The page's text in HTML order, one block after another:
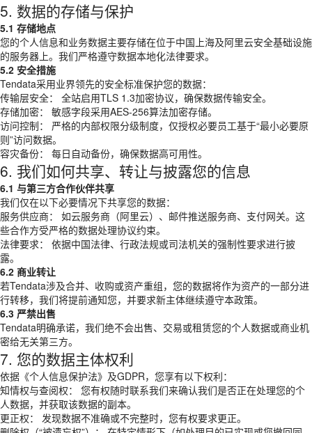
5. 数据的存储与保护
5.1 存储地点
您的个人信息和业务数据主要存储在位于中国上海及阿里云安全基础设施
的服务器上。我们严格遵守数据本地化法律要求。
5.2 安全措施
Tendata采用业界领先的安全标准保护您的数据：
传输层安全： 全站启用TLS 1.3加密协议，确保数据传输安全。
存储加密： 敏感字段采用AES-256算法加密存储。
访问控制： 严格的内部权限分级制度，仅授权必要员工基于“最小必要原
则”访问数据。
容灾备份： 每日自动备份，确保数据高可用性。
6. 我们如何共享、转让与披露您的信息
6.1 与第三方合作伙伴共享
我们仅在以下必要情况下共享您的数据：
服务供应商： 如云服务商（阿里云）、邮件推送服务商、支付网关。这
些合作方受严格的数据处理协议约束。
法律要求： 依据中国法律、行政法规或司法机关的强制性要求进行披
露。
6.2 商业转让
若Tendata涉及合并、收购或资产重组，您的数据将作为资产的一部分进
行转移，我们将提前通知您，并要求新主体继续遵守本政策。
6.3 严禁出售
Tendata明确承诺，我们绝不会出售、交易或租赁您的个人数据或商业机
密给无关第三方。
7. 您的数据主体权利
依据《个人信息保护法》及GDPR，您享有以下权利：
知情权与查阅权： 您有权随时联系我们来确认我们是否正在处理您的个
人数据，并获取该数据的副本。
更正权： 发现数据不准确或不完整时，您有权要求更正。